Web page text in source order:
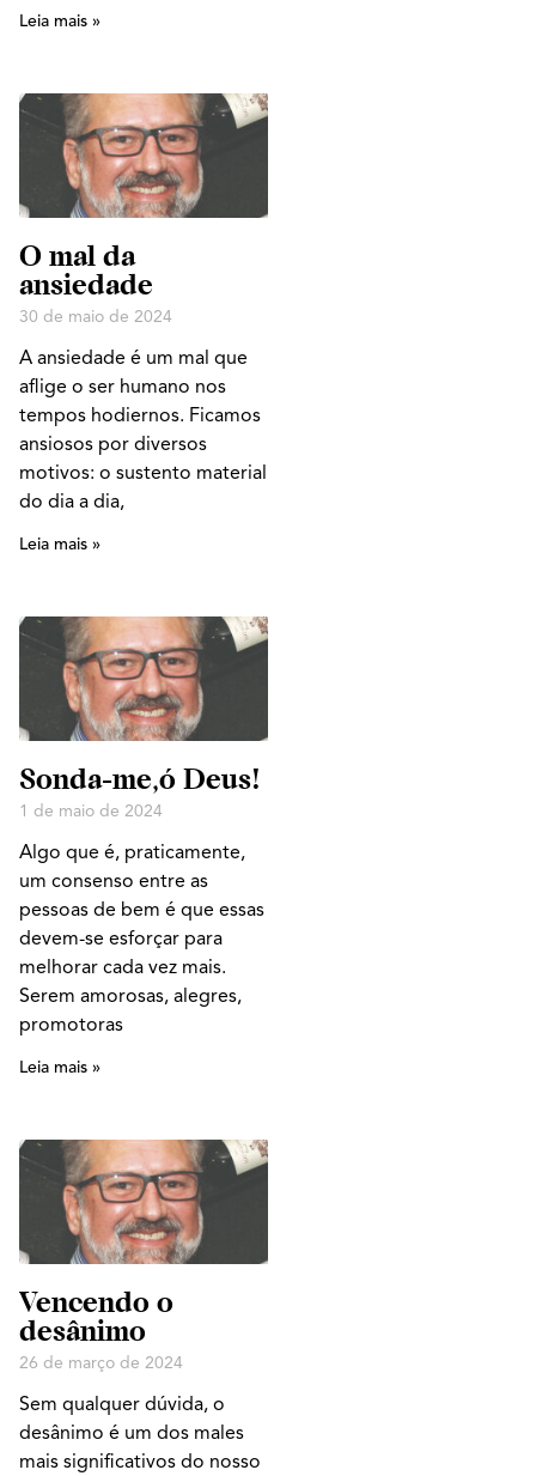
Leia mais »
O mal da
ansiedade
30 de maio de 2024
A ansiedade é um mal que
aflige o ser humano nos
tempos hodiernos. Ficamos
ansiosos por diversos
motivos: o sustento material
do dia a dia,
Leia mais »
Sonda-me,ó Deus!
1 de maio de 2024
Algo que é, praticamente,
um consenso entre as
pessoas de bem é que essas
devem-se esforçar para
melhorar cada vez mais.
Serem amorosas, alegres,
promotoras
Leia mais »
Vencendo o
desânimo
26 de março de 2024
Sem qualquer dúvida, o
desânimo é um dos males
mais significativos do nosso